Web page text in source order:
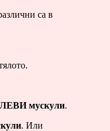
са в
мускули.
. Или